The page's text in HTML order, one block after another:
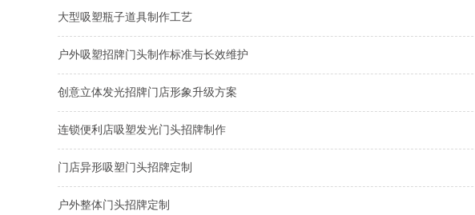
大型吸塑瓶子道具制作工艺
户外吸塑招牌门头制作标准与长效维护
创意立体发光招牌门店形象升级方案
连锁便利店吸塑发光门头招牌制作
门店异形吸塑门头招牌定制
户外整体门头招牌定制